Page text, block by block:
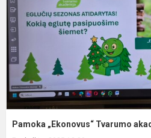
Pamoka „Ekonovus“ Tvarumo